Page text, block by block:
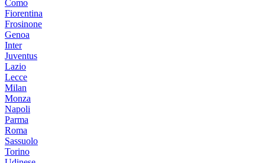
Como
Fiorentina
Frosinone
Genoa
Inter
Juventus
Lazio
Lecce
Milan
Monza
Napoli
Parma
Roma
Sassuolo
Torino